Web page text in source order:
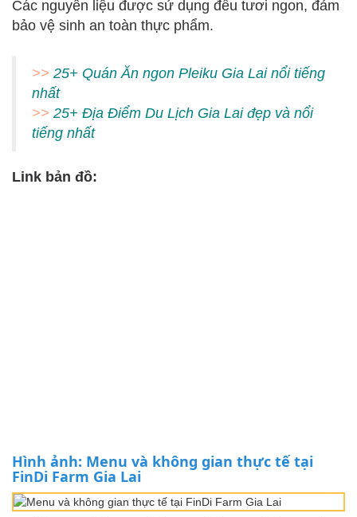
Các nguyên liệu được sử dụng đều tươi ngon, đảm
bảo vệ sinh an toàn thực phẩm.
>> 25+ Quán Ăn ngon Pleiku Gia Lai nổi tiếng
nhất
>> 25+ Địa Điểm Du Lịch Gia Lai đẹp và nổi
tiếng nhất
Link bản đồ:
Hình ảnh: Menu và không gian thực tế tại
FinDi Farm Gia Lai